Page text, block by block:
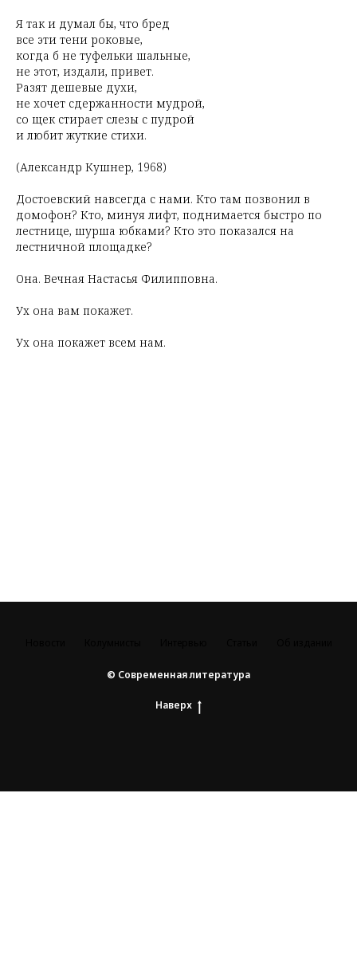
Я так и думал бы, что бред
все эти тени роковые,
когда б не туфельки шальные,
не этот, издали, привет.
Разят дешевые духи,
не хочет сдержанности мудрой,
со щек стирает слезы с пудрой
и любит жуткие стихи.
(Александр Кушнер, 1968)
Достоевский навсегда с нами. Кто там позвонил в
домофон? Кто, минуя лифт, поднимается быстро по
лестнице, шурша юбками? Кто это показался на
лестничной площадке?
Она. Вечная Настасья Филипповна.
Ух она вам покажет.
Ух она покажет всем нам.
© Современная литература
Наверх